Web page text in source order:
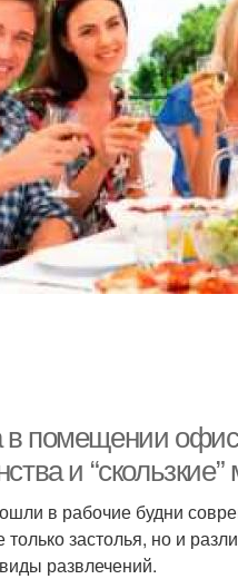
в помещении
и
в рабочие будни
застолья, но и
развлечений.